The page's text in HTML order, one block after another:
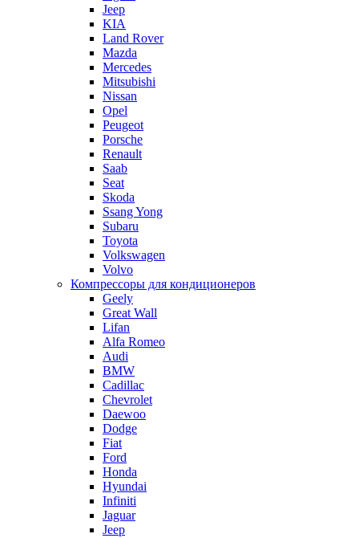
Jeep
KIA
Land Rover
Mazda
Mercedes
Mitsubishi
Nissan
Opel
Peugeot
Porsche
Renault
Saab
Seat
Skoda
Ssang Yong
Subaru
Toyota
Volkswagen
Volvo
Компрессоры для кондиционеров
Geely
Great Wall
Lifan
Alfa Romeo
Audi
BMW
Cadillac
Chevrolet
Daewoo
Dodge
Fiat
Ford
Honda
Hyundai
Infiniti
Jaguar
Jeep